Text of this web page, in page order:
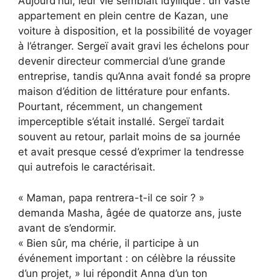
appartement en plein centre de Kazan, une
voiture à disposition, et la possibilité de voyager
à l’étranger. Sergeï avait gravi les échelons pour
devenir directeur commercial d’une grande
entreprise, tandis qu’Anna avait fondé sa propre
maison d’édition de littérature pour enfants.
Pourtant, récemment, un changement
imperceptible s’était installé. Sergeï tardait
souvent au retour, parlait moins de sa journée
et avait presque cessé d’exprimer la tendresse
qui autrefois le caractérisait.
« Maman, papa rentrera-t-il ce soir ? »
demanda Masha, âgée de quatorze ans, juste
avant de s’endormir.
« Bien sûr, ma chérie, il participe à un
événement important : on célèbre la réussite
d’un projet, » lui répondit Anna d’un ton